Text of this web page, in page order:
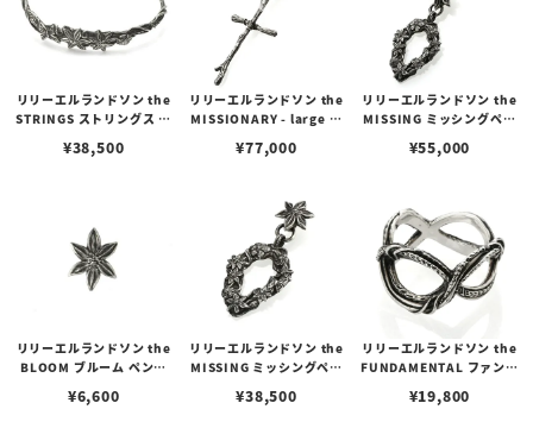
リリーエルランドソン the
STRINGS ストリングス ブ
¥38,500
リリーエルランドソン the
MISSIONARY - large ミ
ラージ オーバルチェーンセ
¥77,000
リリーエルランドソン the
MISSING ミッシングペン
ット
¥55,000
リリーエルランドソン the
BLOOM ブルーム ペンダ
¥6,600
リリーエルランドソン the
MISSING ミッシングペン
¥38,500
リリーエルランドソン the
FUNDAMENTAL ファンダ
¥19,800